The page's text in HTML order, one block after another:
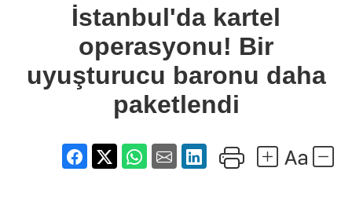
Bir
uyuşturucu
paketlendi
İstanbul'da kartel
operasyonu! Bir
uyuşturucu baronu daha
paketlendi